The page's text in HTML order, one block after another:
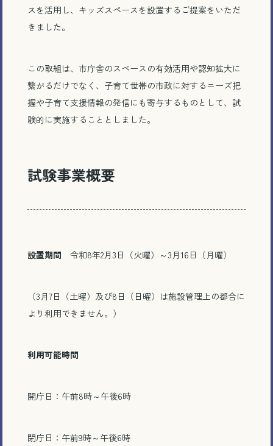
スを活用し、キッズスペースを設置するご提案をいただ
きました。
この取組は、市庁舎のスペースの有効活用や認知拡大に
繋がるだけでなく、子育て世帯の市政に対するニーズ把
握や子育て支援情報の発信にも寄与するものとして、試
験的に実施することとしました。
試験事業概要
設置期間 令和8年2月3日（火曜）～3月16日（月曜）
（3月7日（土曜）及び8日（日曜）は施設管理上の都合に
より利用できません。）
利用可能時間
開庁日：午前8時～午後6時
閉庁日：午前9時～午後6時